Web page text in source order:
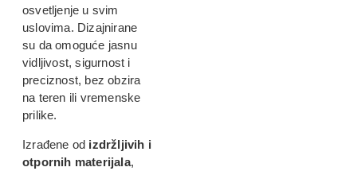
osvetljenje u svim
uslovima. Dizajnirane
su da omoguće jasnu
vidljivost, sigurnost i
preciznost, bez obzira
na teren ili vremenske
prilike.
Izrađene od izdržljivih i
otpornih materijala,